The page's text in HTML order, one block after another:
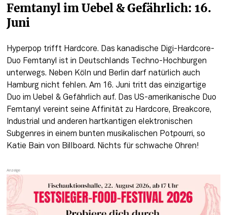
Femtanyl im Uebel & Gefährlich: 16.
Juni
Hyperpop trifft Hardcore. Das kanadische Digi-Hardcore-
Duo Femtanyl ist in Deutschlands Techno-Hochburgen
unterwegs. Neben Köln und Berlin darf natürlich auch
Hamburg nicht fehlen. Am 16. Juni tritt das einzigartige
Duo im Uebel & Gefährlich auf. Das US-amerikanische Duo
Femtanyl vereint seine Affinität zu Hardcore, Breakcore,
Industrial und anderen hartkantigen elektronischen
Subgenres in einem bunten musikalischen Potpourri, so
Katie Bain von Billboard. Nichts für schwache Ohren!